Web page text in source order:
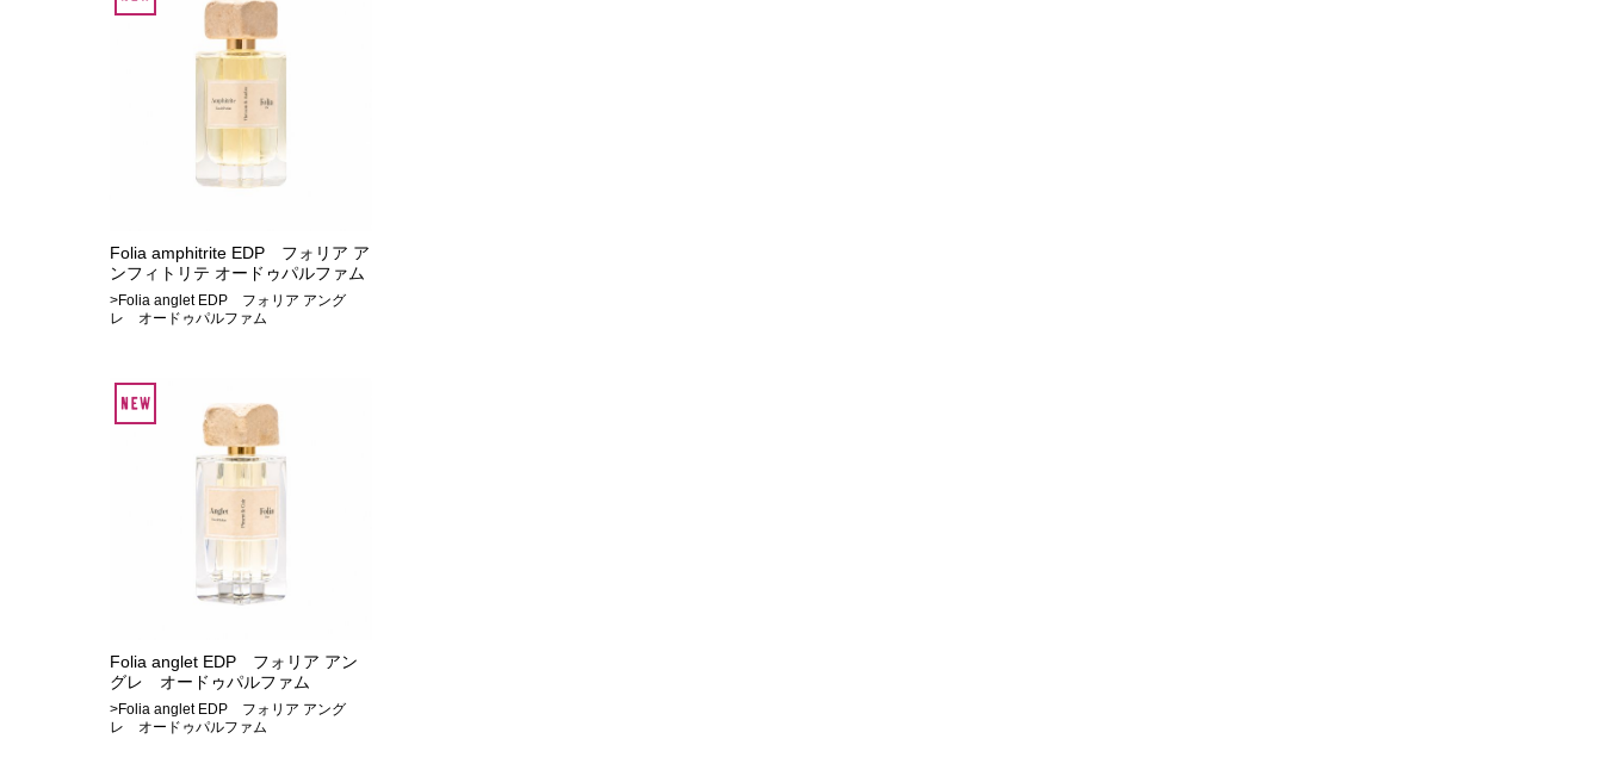
Folia amphitrite EDP フォリア ア
ンフィトリテ オードゥパルファム
>Folia anglet EDP フォリア アング
レ オードゥパルファム
Folia anglet EDP フォリア アン
グレ オードゥパルファム
>Folia anglet EDP フォリア アング
レ オードゥパルファム